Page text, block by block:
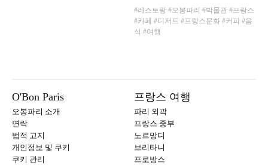
#레스토랑 #오봉파리 #박물관 #프랑스
#카페 #디저트 #프랑스문화 #커피 #음
식 #여행
O'Bon Paris
오봉파리 소개
연락
법적 고지
개인정보 및 쿠키
쿠키 관리
프랑스 여행
파리 외곽
프랑스 중부
노르망디
브리타니
프로방스